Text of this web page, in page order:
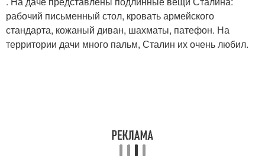
рабочий письменный стол, кровать армейского
стандарта, кожаный диван, шахматы, патефон. На
территории дачи много пальм, Сталин их очень любил.